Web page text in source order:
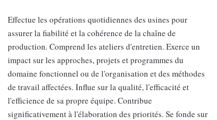
Effectue les opérations quotidiennes des usines pour
assurer la fiabilité et la cohérence de la chaîne de
production. Comprend les ateliers d'entretien. Exerce un
impact sur les approches, projets et programmes du
domaine fonctionnel ou de l'organisation et des méthodes
de travail affectées. Influe sur la qualité, l'efficacité et
l'efficience de sa propre équipe. Contribue
significativement à l'élaboration des priorités. Se fonde sur